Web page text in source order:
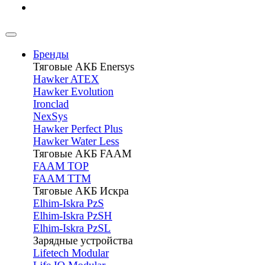
Бренды
Тяговые АКБ Enersys
Hawker ATEX
Hawker Evolution
Ironclad
NexSys
Hawker Perfect Plus
Hawker Water Less
Тяговые АКБ FAAM
FAAM TOP
FAAM TTM
Тяговые АКБ Искра
Elhim-Iskra PzS
Elhim-Iskra PzSH
Elhim-Iskra PzSL
Зарядные устройства
Lifetech Modular